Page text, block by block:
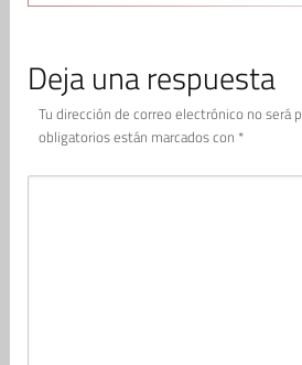
Deja una respuesta
Tu dirección de correo electrónico no será
obligatorios están marcados con *